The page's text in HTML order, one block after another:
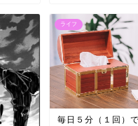
ライフ
毎日５分（１回）